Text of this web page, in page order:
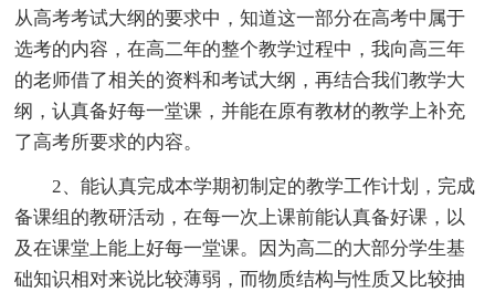
从高考考试大纲的要求中，知道这一部分在高考中属于
选考的内容，在高二年的整个教学过程中，我向高三年
的老师借了相关的资料和考试大纲，再结合我们教学大
纲，认真备好每一堂课，并能在原有教材的教学上补充
了高考所要求的内容。
2、能认真完成本学期初制定的教学工作计划，完成
备课组的教研活动，在每一次上课前能认真备好课，以
及在课堂上能上好每一堂课。因为高二的大部分学生基
础知识相对来说比较薄弱，而物质结构与性质又比较抽